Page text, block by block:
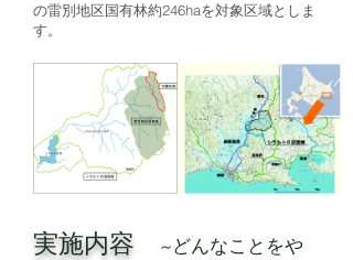
の雷別地区国有林約246haを対象区域としま
す。
実施内容
~どんなことをや